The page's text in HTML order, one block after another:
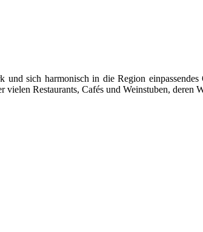
sich harmonisch in die Region
Restaurants, Cafés und Weinstuben,